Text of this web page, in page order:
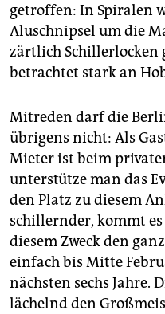
getroffen: In Spiralen
Aluschnipsel um die
zärtlich Schillerlocken
betrachtet stark an
Mitreden darf die
übrigens nicht: Als
Mieter ist beim
unterstütze man das
den Platz zu diesem
schillernder, kommt es
diesem Zweck den
einfach bis Mitte
nächsten sechs Jahre.
lächelnd den